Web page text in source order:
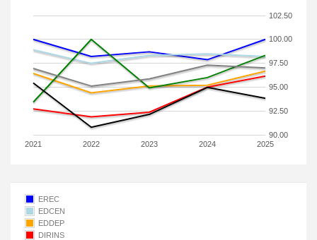
2021 2022 2023 2024 2025
90.00
92.50
95.00
97.50
100.00
102.50
EREC
EDCEN
EDDEP
DIRINS